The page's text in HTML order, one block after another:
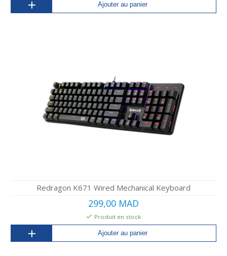
Ajouter au panier
Redragon K671 Wired Mechanical Keyboard
299,00 MAD
Produit en stock
Ajouter au panier